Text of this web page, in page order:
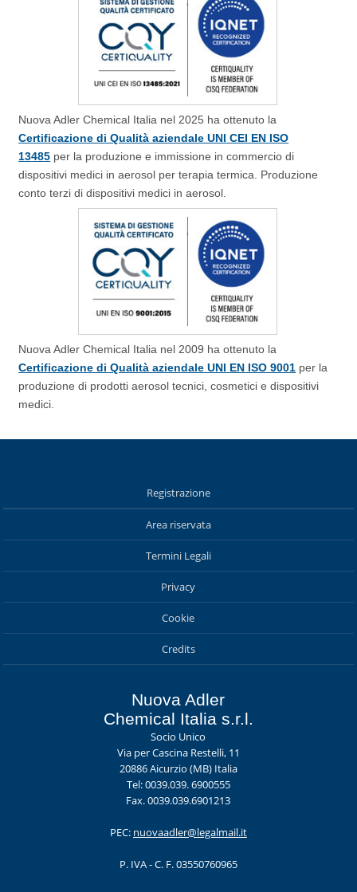
Nuova Adler Chemical Italia nel 2025 ha ottenuto la
Certificazione di Qualità aziendale UNI CEI EN ISO
13485 per la produzione e immissione in commercio di
dispositivi medici in aerosol per terapia termica. Produzione
conto terzi di dispositivi medici in aerosol.
Nuova Adler Chemical Italia nel 2009 ha ottenuto la
Certificazione di Qualità aziendale UNI EN ISO 9001 per la
produzione di prodotti aerosol tecnici, cosmetici e dispositivi
medici.
Registrazione
Area riservata
Termini Legali
Privacy
Cookie
Credits
Nuova Adler
Chemical Italia s.r.l.
Socio Unico
Via per Cascina Restelli, 11
20886 Aicurzio (MB) Italia
Tel: 0039.039. 6900555
Fax. 0039.039.6901213
PEC: nuovaadler@legalmail.it
P. IVA - C. F. 03550760965